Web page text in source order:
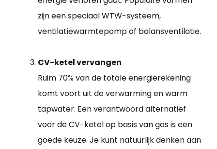
zijn een speciaal WTW-systeem,
ventilatiewarmtepomp of balansventilatie.
CV-ketel vervangen
Ruim 70% van de totale energierekening
komt voort uit de verwarming en warm
tapwater. Een verantwoord alternatief
voor de CV-ketel op basis van gas is een
goede keuze. Je kunt natuurlijk denken aan